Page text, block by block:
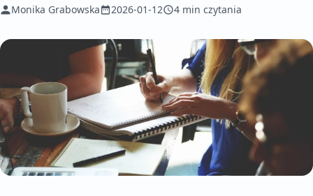
Monika Grabowska 2026-01-12 4 min czytania